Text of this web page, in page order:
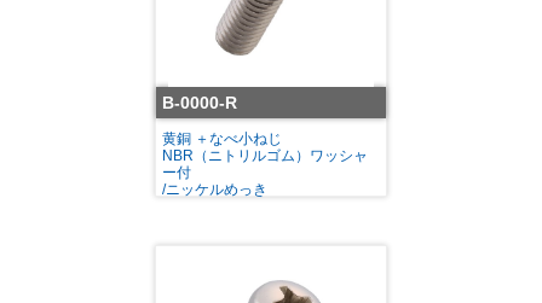
B-0000-R
黄銅 ＋なべ小ねじ
NBR（ニトリルゴム）ワッシャ
ー付
/ニッケルめっき